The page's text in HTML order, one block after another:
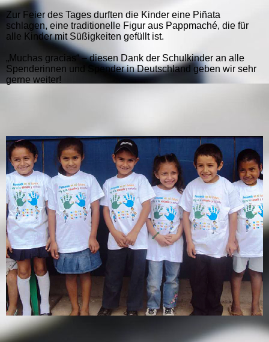
Zur Feier des Tages durften die Kinder eine Piñata
schlagen, eine traditionelle Figur aus Pappmaché, die für
alle Kinder mit Süßigkeiten gefüllt ist.
„Muchas gracias“ – diesen Dank der Schulkinder an alle
Spenderinnen und Spender in Deutschland geben wir sehr
gerne weiter!